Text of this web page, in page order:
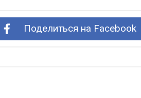
Поделиться на Facebook